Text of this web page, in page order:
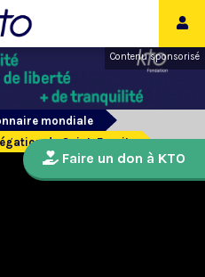
Contenu sponsorisé
mondiale
du Saint-Esprit
Faire un don à KTO